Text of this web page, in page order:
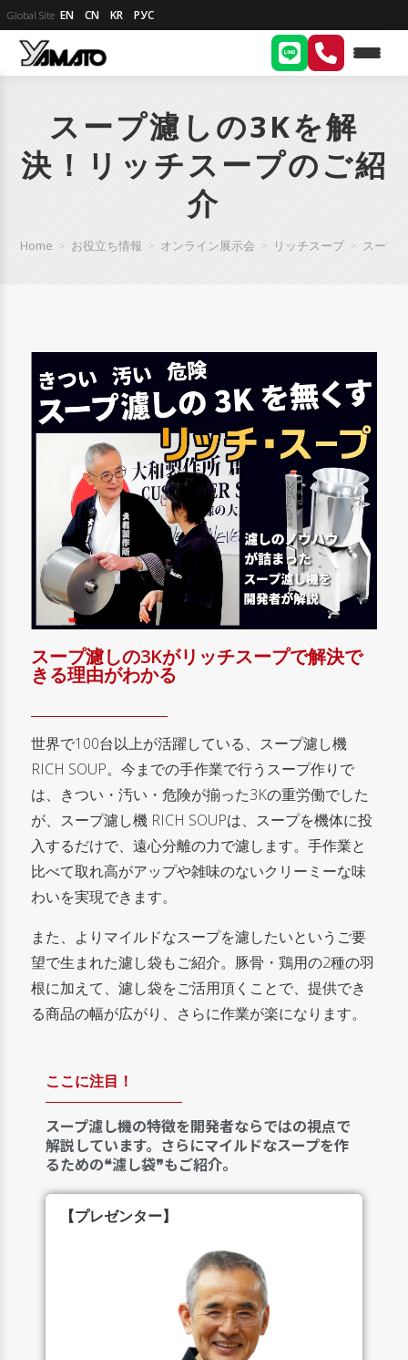
Global Site EN CN KR РУС
スープ濾しの3Kを解
決！リッチスープのご紹
介
Home > お役立ち情報 > オンライン展示会 > リッチスープ > スープ
スープ濾しの3Kがリッチスープで解決で
きる理由がわかる
世界で100台以上が活躍している、スープ濾し機
RICH SOUP。今までの手作業で行うスープ作りで
は、きつい・汚い・危険が揃った3Kの重労働でした
が、スープ濾し機 RICH SOUPは、スープを機体に投
入するだけで、遠心分離の力で濾します。手作業と
比べて取れ高がアップや雑味のないクリーミーな味
わいを実現できます。
また、よりマイルドなスープを濾したいというご要
望で生まれた濾し袋もご紹介。豚骨・鶏用の2種の羽
根に加えて、濾し袋をご活用頂くことで、提供でき
る商品の幅が広がり、さらに作業が楽になります。
ここに注目！
スープ濾し機の特徴を開発者ならではの視点で
解説しています。さらにマイルドなスープを作
るための❝濾し袋❞もご紹介。
【プレゼンター】